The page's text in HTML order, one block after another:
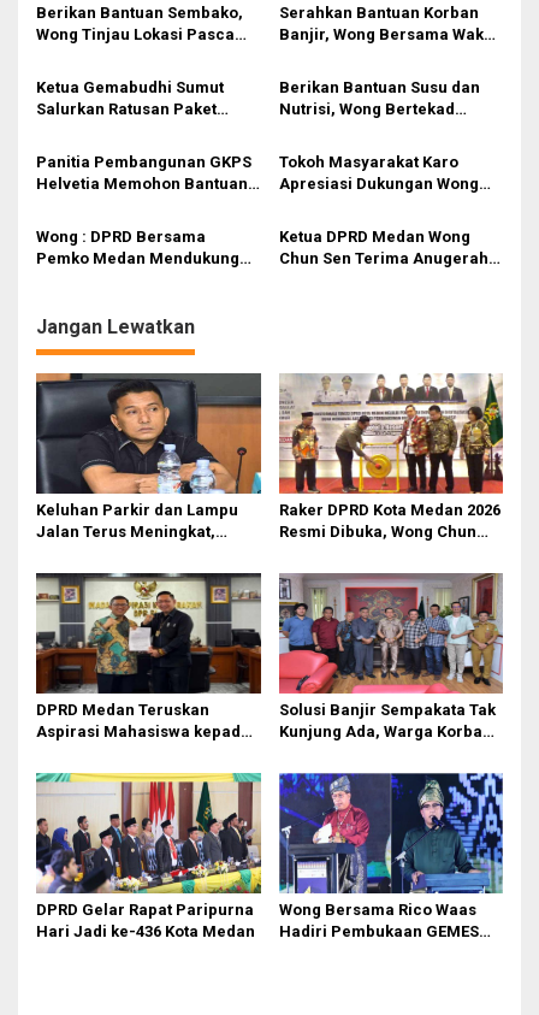
s
p
o
s
Berikan Bantuan Sembako,
Wong Tinjau Lokasi Pasca
Serahkan Bantuan Korban
Banjir, Wong Bersama Waka
yang Hanyut di Sungai Deli
Ketua Gemabudhi Sumut
Salurkan Ratusan Paket
Terdampak Banjir di Titipan
dan Mabar
Berikan Bantuan Susu dan
Nutrisi, Wong Bertekad
‘Stunting’
Panitia Pembangunan GKPS
Helvetia Memohon Bantuan
Tokoh Masyarakat Karo
Apresiasi Dukungan Wong
Wong : DPRD Bersama
Pemko Medan Mendukung
Ketua DPRD Medan Wong
Chun Sen Terima Anugerah
Jangan Lewatkan
Keluhan Parkir dan Lampu
Jalan Terus Meningkat,
Waas Audit Dishub Medan
Raker DPRD Kota Medan 2026
Resmi Dibuka, Wong Chun
Digital
DPRD Medan Teruskan
Aspirasi Mahasiswa kepada
Masyarakat DPR RI
Solusi Banjir Sempakata Tak
Kunjung Ada, Warga Korban
Medan
DPRD Gelar Rapat Paripurna
Hari Jadi ke-436 Kota Medan
Wong Bersama Rico Waas
Hadiri Pembukaan GEMES